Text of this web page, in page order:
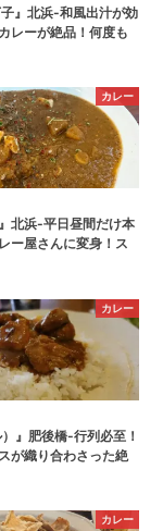
子』北浜-和風出汁が効
レーが絶品！何度も
カレー
北浜-平日昼間だけ本
ー屋さんに変身！ス
カレー
）』肥後橋-行列必至！
が織り合わさった絶
カレー